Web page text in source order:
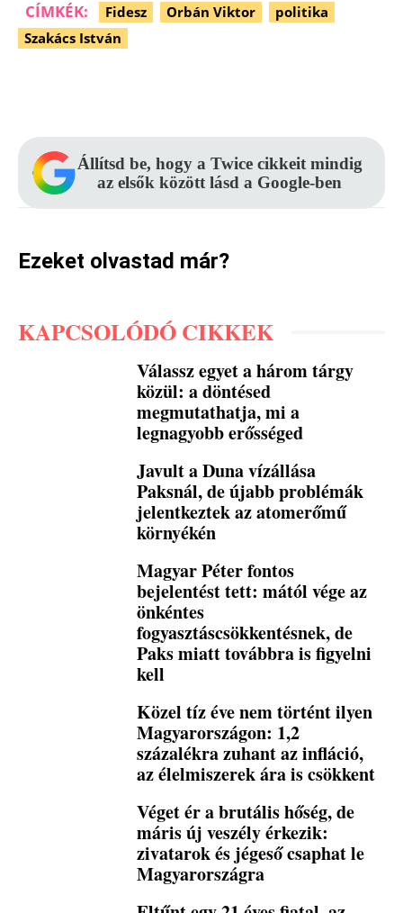
CÍMKÉK: Fidesz Orbán Viktor
politika
Szakács István
Állítsd be, hogy a Twice cikkeit mindig
az elsők között lásd a Google-ben
Ezeket olvastad már?
KAPCSOLÓDÓ CIKKEK
Válassz egyet a három tárgy
közül: a döntésed
megmutathatja, mi a
legnagyobb erősséged
Javult a Duna vízállása
Paksnál, de újabb problémák
jelentkeztek az atomerőmű
környékén
Magyar Péter fontos
bejelentést tett: mától vége az
önkéntes
fogyasztáscsökkentésnek, de
Paks miatt továbbra is figyelni
kell
Közel tíz éve nem történt ilyen
Magyarországon: 1,2
százalékra zuhant az infláció,
az élelmiszerek ára is csökkent
Véget ér a brutális hőség, de
máris új veszély érkezik:
zivatarok és jégeső csaphat le
Magyarországra